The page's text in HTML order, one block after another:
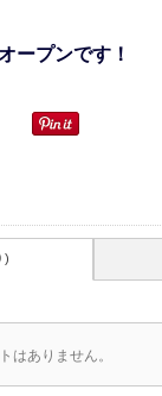
ープンです！
)
はありません。